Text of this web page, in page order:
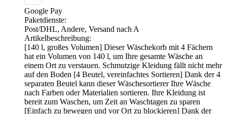
Google Pay
Paketdienste:
Post/DHL, Andere, Versand nach A
Artikelbeschreibung:
[140 l, großes Volumen] Dieser Wäschekorb mit 4 Fächern
hat ein Volumen von 140 l, um Ihre gesamte Wäsche an
einem Ort zu verstauen. Schmutzige Kleidung fällt nicht mehr
auf den Boden [4 Beutel, vereinfachtes Sortieren] Dank der 4
separaten Beutel kann dieser Wäschesortierer Ihre Wäsche
nach Farben oder Materialien sortieren. Ihre Kleidung ist
bereit zum Waschen, um Zeit an Waschtagen zu sparen
[Einfach zu bewegen und vor Ort zu blockieren] Dank der